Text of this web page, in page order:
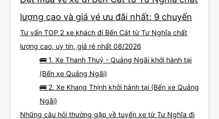
lượng cao và giá vé ưu đãi nhất: 9 chuyến
Tư vấn TOP 2 xe khách đi Bến Cát từ Tư Nghĩa chất
lượng cao, uy tín, giá rẻ nhất 08/2026
🚌 1. Xe Thanh Thuỷ - Quảng Ngãi khởi hành tại
(Bến xe Quảng Ngãi)
🚌 2. Xe Khang Thịnh khởi hành tại (Bến xe Quảng
Ngãi)
Những câu hỏi thường gặp về tuyến xe từ Tư Nghĩa đi